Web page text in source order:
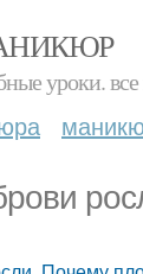
уроки.